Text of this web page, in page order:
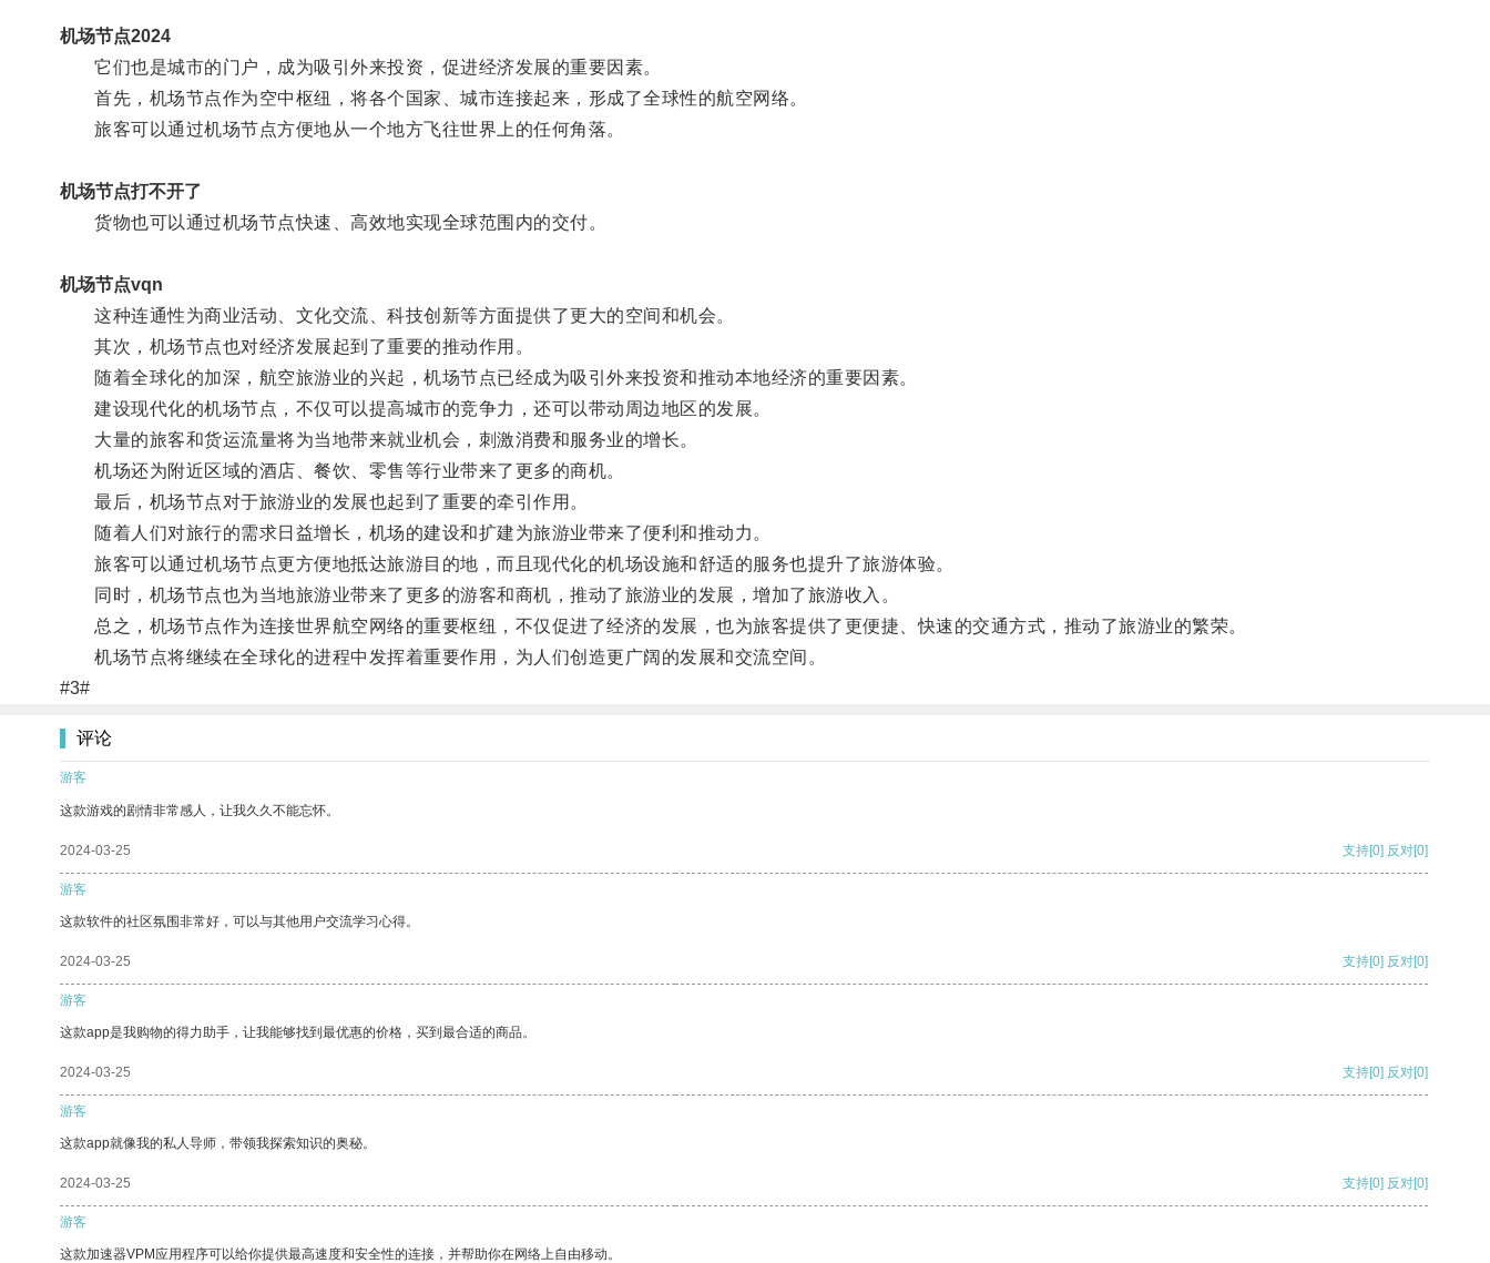
机场节点2024
它们也是城市的门户，成为吸引外来投资，促进经济发展的重要因素。
首先，机场节点作为空中枢纽，将各个国家、城市连接起来，形成了全球性的航空网络。
旅客可以通过机场节点方便地从一个地方飞往世界上的任何角落。
机场节点打不开了
货物也可以通过机场节点快速、高效地实现全球范围内的交付。
机场节点vqn
这种连通性为商业活动、文化交流、科技创新等方面提供了更大的空间和机会。
其次，机场节点也对经济发展起到了重要的推动作用。
随着全球化的加深，航空旅游业的兴起，机场节点已经成为吸引外来投资和推动本地经济的重要因素。
建设现代化的机场节点，不仅可以提高城市的竞争力，还可以带动周边地区的发展。
大量的旅客和货运流量将为当地带来就业机会，刺激消费和服务业的增长。
机场还为附近区域的酒店、餐饮、零售等行业带来了更多的商机。
最后，机场节点对于旅游业的发展也起到了重要的牵引作用。
随着人们对旅行的需求日益增长，机场的建设和扩建为旅游业带来了便利和推动力。
旅客可以通过机场节点更方便地抵达旅游目的地，而且现代化的机场设施和舒适的服务也提升了旅游体验。
同时，机场节点也为当地旅游业带来了更多的游客和商机，推动了旅游业的发展，增加了旅游收入。
总之，机场节点作为连接世界航空网络的重要枢纽，不仅促进了经济的发展，也为旅客提供了更便捷、快速的交通方式，推动了旅游业的繁荣。
机场节点将继续在全球化的进程中发挥着重要作用，为人们创造更广阔的发展和交流空间。
#3#
评论
游客
这款游戏的剧情非常感人，让我久久不能忘怀。
2024-03-25 支持[0] 反对[0]
游客
这款软件的社区氛围非常好，可以与其他用户交流学习心得。
2024-03-25 支持[0] 反对[0]
游客
这款app是我购物的得力助手，让我能够找到最优惠的价格，买到最合适的商品。
2024-03-25 支持[0] 反对[0]
游客
这款app就像我的私人导师，带领我探索知识的奥秘。
2024-03-25 支持[0] 反对[0]
游客
这款加速器VPM应用程序可以给你提供最高速度和安全性的连接，并帮助你在网络上自由移动。